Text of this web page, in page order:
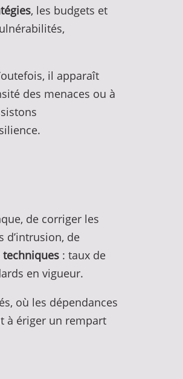
, les budgets et
il apparaît
des menaces ou à
de corriger les
d’intrusion, de
: taux de
en vigueur.
où les dépendances
à ériger un rempart